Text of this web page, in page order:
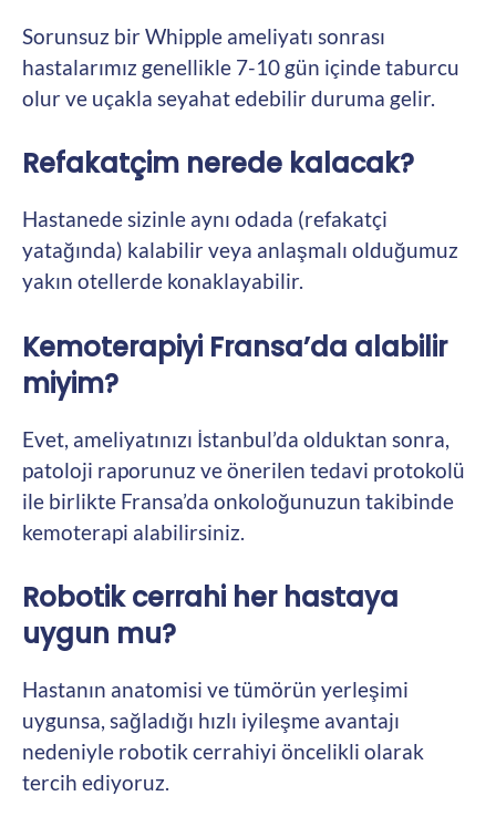
Sorunsuz bir Whipple ameliyatı sonrası
hastalarımız genellikle 7-10 gün içinde taburcu
olur ve uçakla seyahat edebilir duruma gelir.
Refakatçim nerede kalacak?
Hastanede sizinle aynı odada (refakatçi
yatağında) kalabilir veya anlaşmalı olduğumuz
yakın otellerde konaklayabilir.
Kemoterapiyi Fransa’da alabilir
miyim?
Evet, ameliyatınızı İstanbul’da olduktan sonra,
patoloji raporunuz ve önerilen tedavi protokolü
ile birlikte Fransa’da onkoloğunuzun takibinde
kemoterapi alabilirsiniz.
Robotik cerrahi her hastaya
uygun mu?
Hastanın anatomisi ve tümörün yerleşimi
uygunsa, sağladığı hızlı iyileşme avantajı
nedeniyle robotik cerrahiyi öncelikli olarak
tercih ediyoruz.